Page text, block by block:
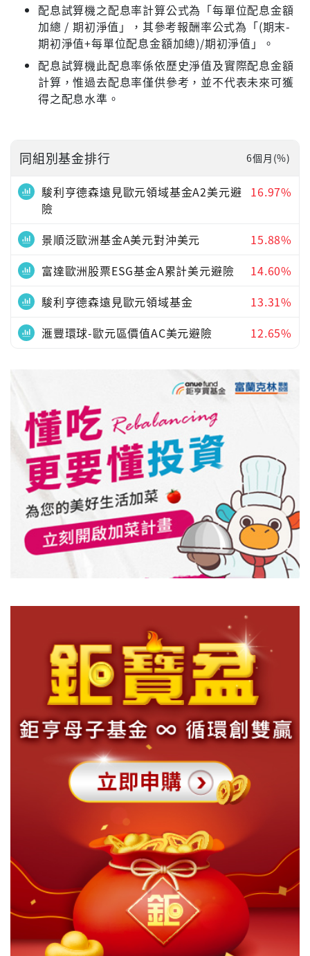
配息試算機之配息率計算公式為「每單位配息金額
加總 / 期初淨值」，其參考報酬率公式為「(期末-
期初淨值+每單位配息金額加總)/期初淨值」。
配息試算機此配息率係依歷史淨值及實際配息金額
計算，惟過去配息率僅供參考，並不代表未來可獲
得之配息水準。
同組別基金排行 6個月(%)
駿利亨德森遠見歐元領域基金A2美元避
險
16.97%
景順泛歐洲基金A美元對沖美元
15.88%
富達歐洲股票ESG基金A累計美元避險
14.60%
駿利亨德森遠見歐元領域基金
13.31%
滙豐環球-歐元區價值AC美元避險
12.65%